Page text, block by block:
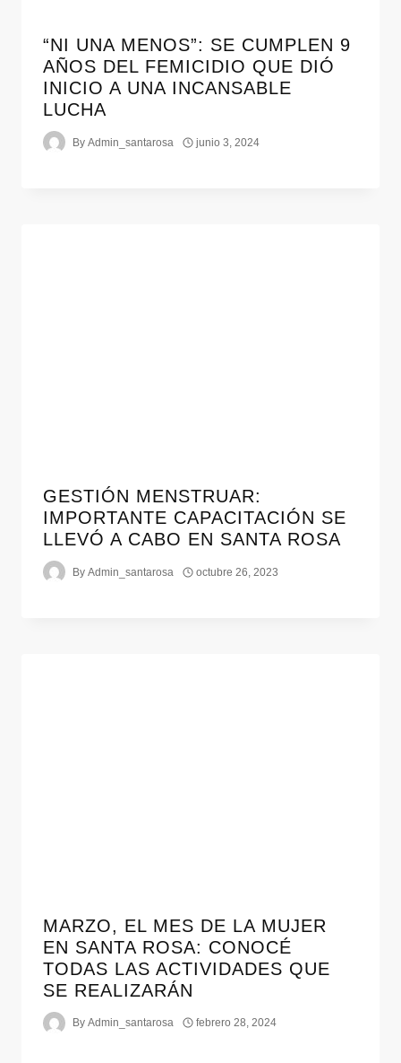
“NI UNA MENOS”: SE CUMPLEN 9
AÑOS DEL FEMICIDIO QUE DIÓ
INICIO A UNA INCANSABLE
LUCHA
By Admin_santarosa junio 3, 2024
GESTIÓN MENSTRUAR:
IMPORTANTE CAPACITACIÓN SE
LLEVÓ A CABO EN SANTA ROSA
By Admin_santarosa octubre 26, 2023
MARZO, EL MES DE LA MUJER
EN SANTA ROSA: CONOCÉ
TODAS LAS ACTIVIDADES QUE
SE REALIZARÁN
By Admin_santarosa febrero 28, 2024